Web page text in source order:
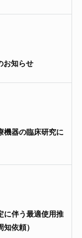
お知らせ
機器の臨床研究に
に伴う最適使用推
依頼）